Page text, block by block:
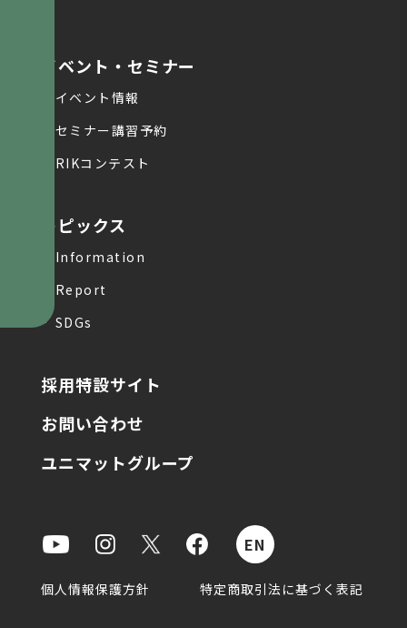
イベント・セミナー
イベント情報
セミナー講習予約
RIKコンテスト
トピックス
Information
Report
SDGs
採用特設サイト
お問い合わせ
ユニマットグループ
個人情報保護方針 特定商取引法に基づく表記